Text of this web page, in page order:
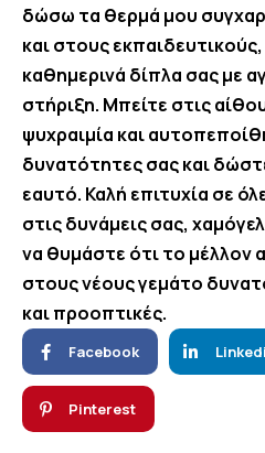
δώσω τα θερμά μου
και στους
καθημερινά δίπλα σας με
στήριξη. Μπείτε στις
ψυχραιμία και
δυνατότητες σας και
εαυτό. Καλή επιτυχία σε
στις δυνάμεις σας,
να θυμάστε ότι το μέλλον
στους νέους γεμάτο
και προοπτικές.
Facebook
Pinterest